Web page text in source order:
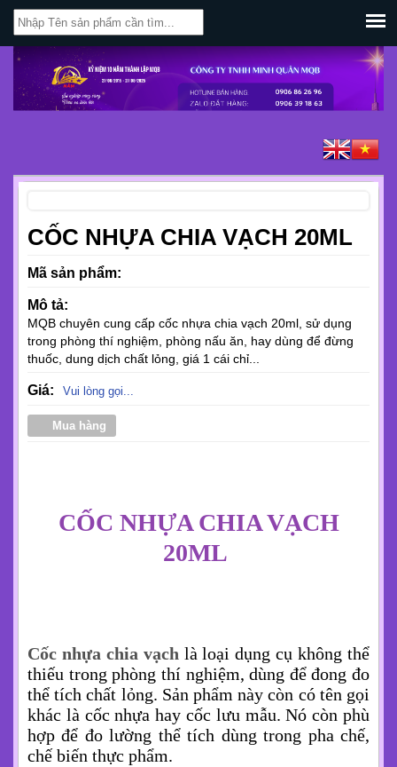
CỐC NHỰA CHIA VẠCH 20ML
Mã sản phẩm:
Mô tả:
MQB chuyên cung cấp cốc nhựa chia vạch 20ml, sử dụng
trong phòng thí nghiệm, phòng nấu ăn, hay dùng để đừng
thuốc, dung dịch chất lỏng, giá 1 cái chỉ...
Giá: Vui lòng gọi...
Mua hàng
CỐC NHỰA CHIA VẠCH
20ML
Cốc nhựa chia vạch là loại dụng cụ không thể
thiếu trong phòng thí nghiệm, dùng để đong đo
thể tích chất lỏng. Sản phẩm này còn có tên gọi
khác là cốc nhựa hay cốc lưu mẫu. Nó còn phù
hợp để đo lường thể tích dùng trong pha chế,
chế biến thực phẩm.